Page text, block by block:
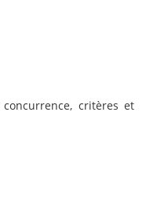
critères et